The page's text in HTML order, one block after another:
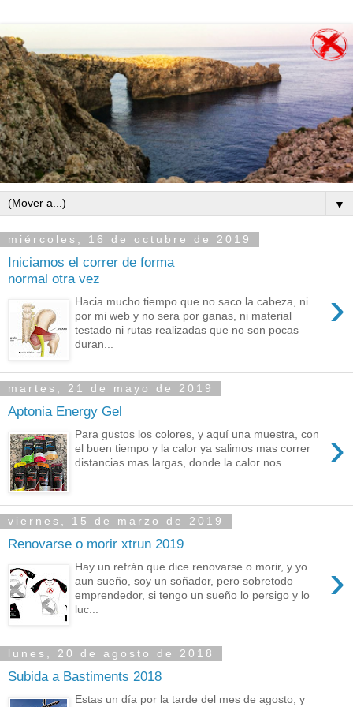
▼
miércoles, 16 de octubre de 2019
Iniciamos el correr de forma
normal otra vez
›
Hacia mucho tiempo que no saco la cabeza, ni
por mi web y no sera por ganas, ni material
testado ni rutas realizadas que no son pocas
duran...
martes, 21 de mayo de 2019
Aptonia Energy Gel
›
Para gustos los colores, y aquí una muestra, con
el buen tiempo y la calor ya salimos mas correr
distancias mas largas, donde la calor nos ...
viernes, 15 de marzo de 2019
Renovarse o morir xtrun 2019
›
Hay un refrán que dice renovarse o morir, y yo
aun sueño, soy un soñador, pero sobretodo
emprendedor, si tengo un sueño lo persigo y lo
luc...
lunes, 20 de agosto de 2018
Subida a Bastiments 2018
Estas un día por la tarde del mes de agosto, y